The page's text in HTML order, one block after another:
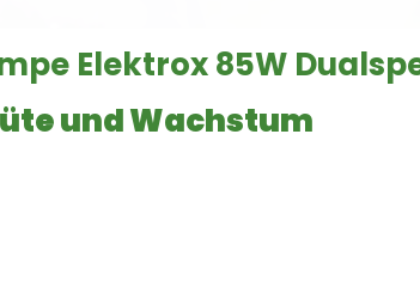
Elektrox 85W
und Wachstum